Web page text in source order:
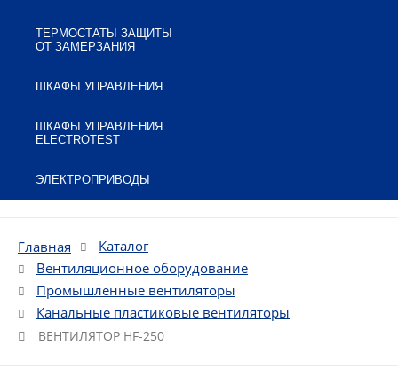
ТЕРМОСТАТЫ ЗАЩИТЫ
ОТ ЗАМЕРЗАНИЯ
ШКАФЫ УПРАВЛЕНИЯ
ШКАФЫ УПРАВЛЕНИЯ
ELECTROTEST
ЭЛЕКТРОПРИВОДЫ
Главная
Каталог
Вентиляционное оборудование
Промышленные вентиляторы
Канальные пластиковые вентиляторы
ВЕНТИЛЯТОР HF-250